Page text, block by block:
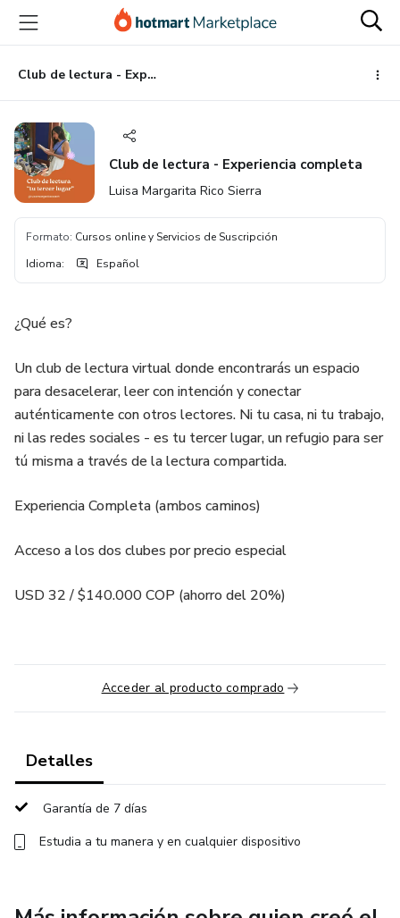
principal
página
de
página
Club de lectura - Experiencia completa
Club de lectura - Experiencia completa
Luisa Margarita Rico Sierra
Formato: Cursos online y Servicios de Suscripción
Idioma: Español
¿Qué es?
Un club de lectura virtual donde encontrarás un espacio
para desacelerar, leer con intención y conectar
auténticamente con otros lectores. Ni tu casa, ni tu trabajo,
ni las redes sociales - es tu tercer lugar, un refugio para ser
tú misma a través de la lectura compartida.
Experiencia Completa (ambos caminos)
Acceso a los dos clubes por precio especial
USD 32 / $140.000 COP (ahorro del 20%)
Acceder al producto comprado
Detalles
Garantía de 7 días
Estudia a tu manera y en cualquier dispositivo